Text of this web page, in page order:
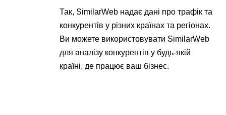
Так, SimilarWeb надає дані про трафік та
конкурентів у різних країнах та регіонах.
Ви можете використовувати SimilarWeb
для аналізу конкурентів у будь-якій
країні, де працює ваш бізнес.